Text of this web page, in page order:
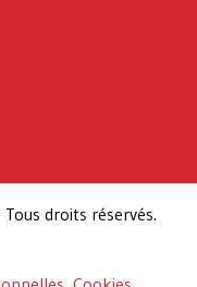
droits réservés.